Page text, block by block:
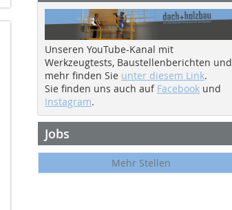
Unseren YouTube-Kanal mit
Werkzeugtests, Baustellenberichten und
mehr finden Sie unter diesem Link.
Sie finden uns auch auf Facebook und
Instagram.
Jobs
Mehr Stellen